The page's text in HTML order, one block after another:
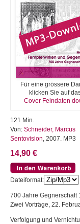
Für eine grössere
klicken Sie auf
Cover Feindaten
121 Min.
Von: Schneider, Marcus
Sentovision, 2007. MP3
14,90 €
Dateiformat:
700 Jahre Gegnerschaft
Zwei Vorträge, 22.
Verfolgung und